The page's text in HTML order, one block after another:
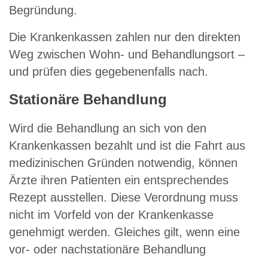
Begründung.
Die Krankenkassen zahlen nur den direkten
Weg zwischen Wohn- und Behandlungsort –
und prüfen dies gegebenenfalls nach.
Stationäre Behandlung
Wird die Behandlung an sich von den
Krankenkassen bezahlt und ist die Fahrt aus
medizinischen Gründen notwendig, können
Ärzte ihren Patienten ein entsprechendes
Rezept ausstellen. Diese Verordnung muss
nicht im Vorfeld von der Krankenkasse
genehmigt werden. Gleiches gilt, wenn eine
vor- oder nachstationäre Behandlung